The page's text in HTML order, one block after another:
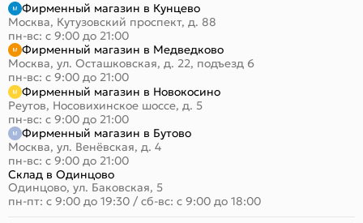
Фирменный магазин в Кунцево
Москва, Кутузовский проспект, д. 88
пн-вс: с 9:00 до 21:00
Фирменный магазин в Медведково
Москва, ул. Осташковская, д. 22, подъезд 6
пн-вс: с 9:00 до 21:00
Фирменный магазин в Новокосино
Реутов, Носовихинское шоссе, д. 5
пн-вс: с 9:00 до 21:00
Фирменный магазин в Бутово
Москва, ул. Венёвская, д. 4
пн-вс: с 9:00 до 21:00
Склад в Одинцово
Одинцово, ул. Баковская, 5
пн-пт: с 9:00 до 19:30 / сб-вс: с 9:00 до 18:00